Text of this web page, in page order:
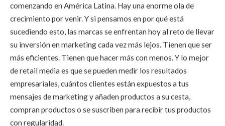
comenzando en América Latina. Hay una enorme ola de
crecimiento por venir. Y si pensamos en por qué está
sucediendo esto, las marcas se enfrentan hoy al reto de llevar
su inversión en marketing cada vez más lejos. Tienen que ser
más eficientes. Tienen que hacer más con menos. Y lo mejor
de retail media es que se pueden medir los resultados
empresariales, cuántos clientes están expuestos a tus
mensajes de marketing y añaden productos a su cesta,
compran productos o se suscriben para recibir tus productos
con regularidad.